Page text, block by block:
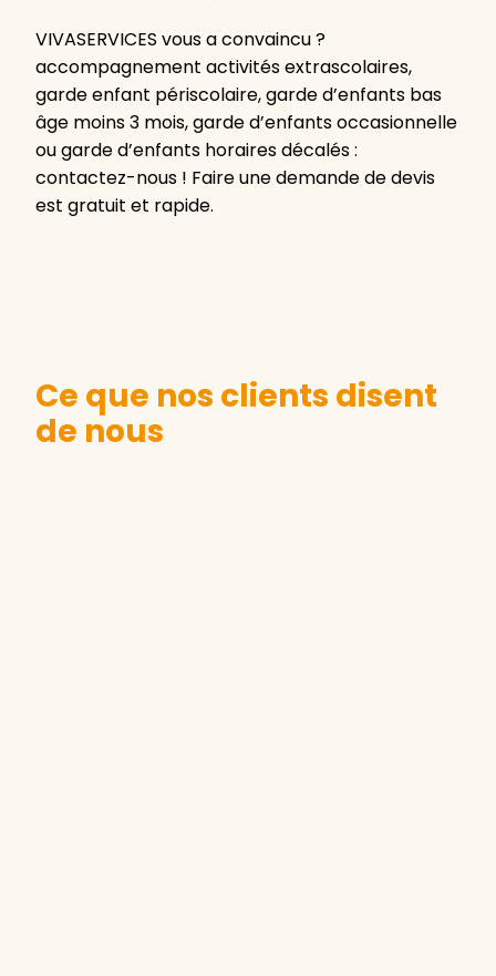
VIVASERVICES vous a convaincu ?
accompagnement activités extrascolaires,
garde enfant périscolaire, garde d’enfants bas
âge moins 3 mois, garde d’enfants occasionnelle
ou garde d’enfants horaires décalés :
contactez-nous ! Faire une demande de devis
est gratuit et rapide.
Ce que nos clients disent
de nous